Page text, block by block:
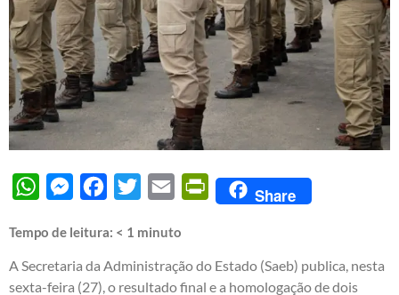
WhatsAppMessengerFacebook
Twitter Email PrintFriendly
Share
Tempo de leitura: < 1 minuto
A Secretaria da Administração do Estado (Saeb) publica, nesta
sexta-feira (27), o resultado final e a homologação de dois